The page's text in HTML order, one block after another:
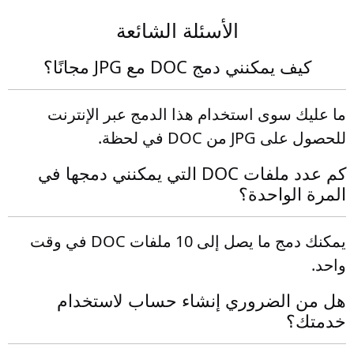
الأسئلة الشائعة
كيف يمكنني دمج DOC مع JPG مجانًا؟
ما عليك سوى استخدام هذا الدمج عبر الإنترنت
للحصول على JPG من DOC في لحظة.
كم عدد ملفات DOC التي يمكنني دمجها في
المرة الواحدة؟
يمكنك دمج ما يصل إلى 10 ملفات DOC في وقت
واحد.
هل من الضروري إنشاء حساب لاستخدام
خدمتك؟